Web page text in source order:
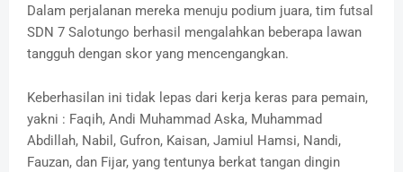
Dalam perjalanan mereka menuju podium juara, tim futsal
SDN 7 Salotungo berhasil mengalahkan beberapa lawan
tangguh dengan skor yang mencengangkan.
Keberhasilan ini tidak lepas dari kerja keras para pemain,
yakni : Faqih, Andi Muhammad Aska, Muhammad
Abdillah, Nabil, Gufron, Kaisan, Jamiul Hamsi, Nandi,
Fauzan, dan Fijar, yang tentunya berkat tangan dingin